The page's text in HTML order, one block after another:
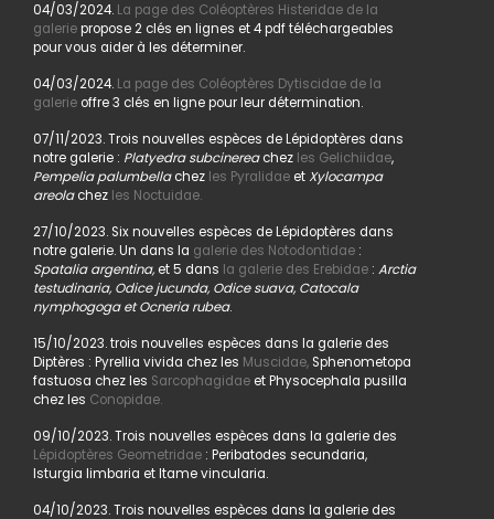
04/03/2024. La page des Coléoptères Histeridae de la
galeriepropose 2 clés en lignes et 4 pdf téléchargeables
pour vous aider à les déterminer.
04/03/2024. La page des Coléoptères Dytiscidae de la
galerieoffre 3 clés en ligne pour leur détermination.
07/11/2023. Trois nouvelles espèces de Lépidoptères dans
notre galerie : Platyedra subcinereachez les Gelichiidae,
Pempelia palumbellachez les PyralidaeetXylocampa
areolachez les Noctuidae.
27/10/2023. Six nouvelles espèces de Lépidoptères dans
notre galerie. Un dans la galerie des Notodontidae:
Spatalia argentina, et 5 dans la galerie des Erebidae: Arctia
testudinaria, Odice jucunda, Odice suava, Catocala
nymphogoga et Ocneria rubea.
15/10/2023. trois nouvelles espèces dans la galerie des
Diptères : Pyrellia vivida chez les Muscidae,Sphenometopa
fastuosa chez les Sarcophagidaeet Physocephala pusilla
chez les Conopidae.
09/10/2023. Trois nouvelles espèces dans la galerie des
Lépidoptères Geometridae: Peribatodes secundaria,
Isturgia limbaria et Itame vincularia.
04/10/2023. Trois nouvelles espèces dans la galerie des